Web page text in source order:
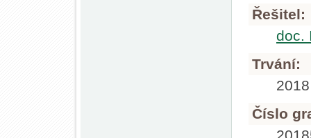
Řešitel:
doc.
Trvání:
Číslo